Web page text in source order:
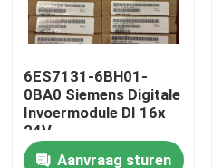
Industriële servomotor
Industriële Servoaandrijving
AC Servoversterker
6ES7131-6BH01-
0BA0 Siemens Digitale
Invoermodule DI 16x
24V
gelijkstroomstandaard
Aanvraag sturen